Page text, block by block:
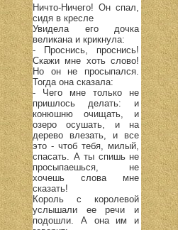
Ничто-Ничего! Он спал,
сидя в кресле
Увидела его дочка
великана и крикнула:
- Проснись, проснись!
Скажи мне хоть слово!
Но он не просыпался.
Тогда она сказала:
- Чего мне только не
пришлось делать: и
конюшню очищать, и
озеро осушать, и на
дерево влезать, и все
это - чтоб тебя, милый,
спасать. А ты спишь не
просыпаешься, не
хочешь слова мне
сказать!
Король с королевой
услышали ее речи и
подошли. А она им и